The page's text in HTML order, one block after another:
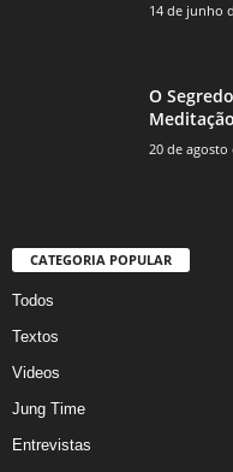
14 de junho
O
20 de agosto
CATEGORIA POPULAR
Todos
Textos
Videos
Jung Time
Entrevistas